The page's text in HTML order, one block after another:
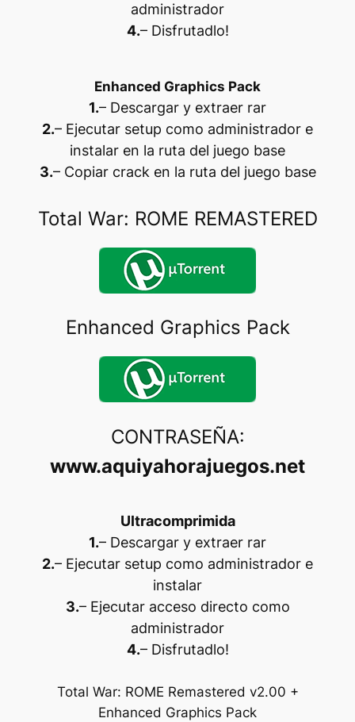
administrador
4.– Disfrutadlo!
Enhanced Graphics Pack
1.– Descargar y extraer rar
2.– Ejecutar setup como administrador e
instalar en la ruta del juego base
3.– Copiar crack en la ruta del juego base
Total War: ROME REMASTERED
Enhanced Graphics Pack
CONTRASEÑA:
www.aquiyahorajuegos.net
Ultracomprimida
1.– Descargar y extraer rar
2.– Ejecutar setup como administrador e
instalar
3.– Ejecutar acceso directo como
administrador
4.– Disfrutadlo!
Total War: ROME Remastered v2.00 +
Enhanced Graphics Pack